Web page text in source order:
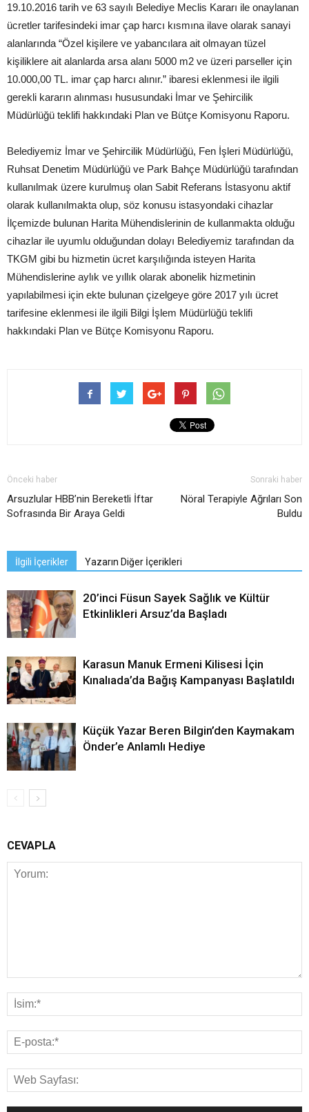
19.10.2016 tarih ve 63 sayılı Belediye Meclis Kararı ile onaylanan
ücretler tarifesindeki imar çap harcı kısmına ilave olarak sanayi
alanlarında “Özel kişilere ve yabancılara ait olmayan tüzel
kişiliklere ait alanlarda arsa alanı 5000 m2 ve üzeri parseller için
10.000,00 TL. imar çap harcı alınır.” ibaresi eklenmesi ile ilgili
gerekli kararın alınması hususundaki İmar ve Şehircilik
Müdürlüğü teklifi hakkındaki Plan ve Bütçe Komisyonu Raporu.
Belediyemiz İmar ve Şehircilik Müdürlüğü, Fen İşleri Müdürlüğü,
Ruhsat Denetim Müdürlüğü ve Park Bahçe Müdürlüğü tarafından
kullanılmak üzere kurulmuş olan Sabit Referans İstasyonu aktif
olarak kullanılmakta olup, söz konusu istasyondaki cihazlar
İlçemizde bulunan Harita Mühendislerinin de kullanmakta olduğu
cihazlar ile uyumlu olduğundan dolayı Belediyemiz tarafından da
TKGM gibi bu hizmetin ücret karşılığında isteyen Harita
Mühendislerine aylık ve yıllık olarak abonelik hizmetinin
yapılabilmesi için ekte bulunan çizelgeye göre 2017 yılı ücret
tarifesine eklenmesi ile ilgili Bilgi İşlem Müdürlüğü teklifi
hakkındaki Plan ve Bütçe Komisyonu Raporu.
Önceki haber
Arsuzlular HBB’nin Bereketli İftar
Sofrasında Bir Araya Geldi
Sonraki haber
Nöral Terapiyle Ağrıları Son
Buldu
İlgili İçerikler Yazarın Diğer İçerikleri
20’inci Füsun Sayek Sağlık ve Kültür
Etkinlikleri Arsuz’da Başladı
Karasun Manuk Ermeni Kilisesi İçin
Kınalıada’da Bağış Kampanyası Başlatıldı
Küçük Yazar Beren Bilgin’den Kaymakam
Önder’e Anlamlı Hediye
CEVAPLA